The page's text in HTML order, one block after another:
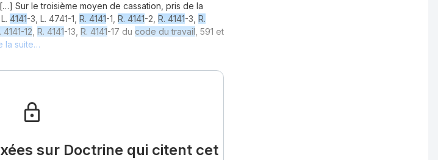
[…] Sur le troisième moyen de cassation, pris de la
4141-3, L. 4741-1, R. 4141-1, R. 4141-2, R. 4141-3, R.
4141-12 R. 4141-13, R. 4141-17 du code du travail , 591 et
la suite…
sur Doctrine qui citent cet